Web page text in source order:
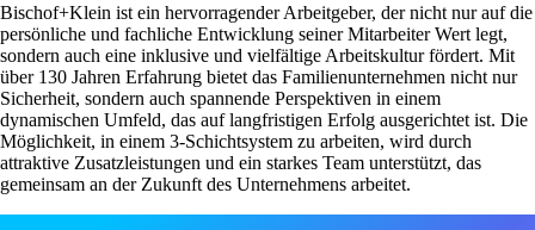
Bischof+Klein ist ein hervorragender Arbeitgeber, der nicht nur auf die
persönliche und fachliche Entwicklung seiner Mitarbeiter Wert legt,
sondern auch eine inklusive und vielfältige Arbeitskultur fördert. Mit
über 130 Jahren Erfahrung bietet das Familienunternehmen nicht nur
Sicherheit, sondern auch spannende Perspektiven in einem
dynamischen Umfeld, das auf langfristigen Erfolg ausgerichtet ist. Die
Möglichkeit, in einem 3-Schichtsystem zu arbeiten, wird durch
attraktive Zusatzleistungen und ein starkes Team unterstützt, das
gemeinsam an der Zukunft des Unternehmens arbeitet.